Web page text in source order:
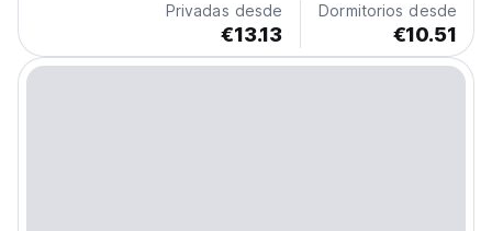
Privadas desde
€13.13
Dormitorios desde
€10.51